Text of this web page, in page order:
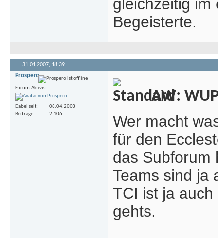
gleichzeitig im
Begeisterte.
31.01.2007, 18:39
Prospero
Forum-Aktivist
Dabei seit
08.04.2003
Beiträge
2.406
AW:
Wer macht
für den
das Subforum
Teams sind ja
TCI ist ja
gehts.